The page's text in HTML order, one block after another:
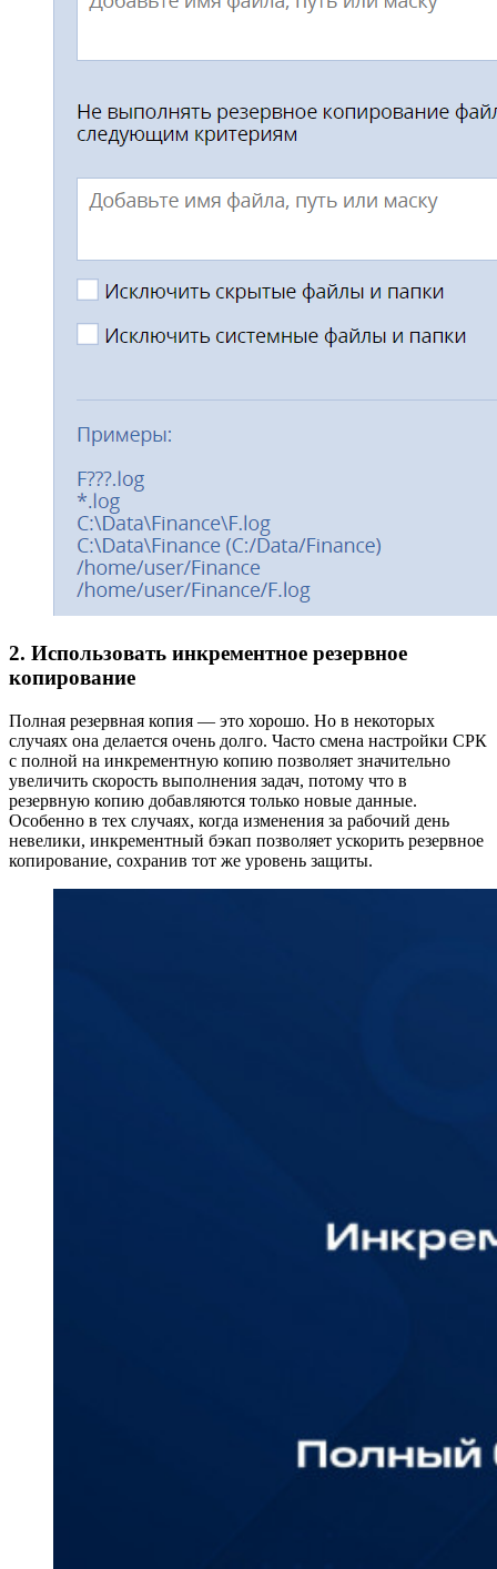
2. Использовать инкрементное резервное
копирование
Полная резервная копия — это хорошо. Но в некоторых
случаях она делается очень долго. Часто смена настройки СРК
с полной на инкрементную копию позволяет значительно
увеличить скорость выполнения задач, потому что в
резервную копию добавляются только новые данные.
Особенно в тех случаях, когда изменения за рабочий день
невелики, инкрементный бэкап позволяет ускорить резервное
копирование, сохранив тот же уровень защиты.